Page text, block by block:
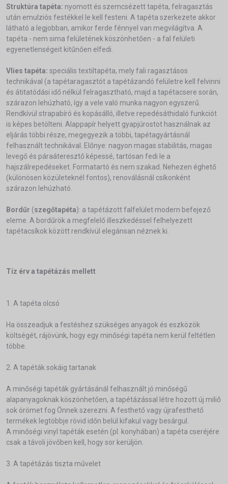
Struktúra tapéta: nyomott és szemcsézett tapéta, felragasztás
után emulziós festékkel le kell festeni. A tapéta szerkezete akkor
látható a legjobban, amikor ferde fénnyel van megvilágítva. A
tapéta - nem sima felületének köszönhetően - a fal felületi
egyenetlenségeit kitűnően elfedi.
Vlies tapéta: speciális textiltapéta, mely fali ragasztásos
technikával (a tapétaragasztót a tapétázandó felületre kell felvinni
és átitatódási idő nélkül felragasztható, majd a tapétacsere során,
szárazon lehúzható, így a vele való munka nagyon egyszerű.
Rendkívül strapabíró és kopásálló, illetve repedésáthidaló funkciót
is képes betölteni. Alappapír helyett gyapjúrostot használnak az
eljárás többi része, megegyezik a többi, tapétagyártásnál
felhasznált technikával. Előnye: nagyon magas stabilitás, magas
levegő és páraáteresztő képessé, tartósan fedi le a
hajszálrepedéseket. Formatartó és nem szakad. Nehezen éghető
(különösen közületeknél fontos), renoválásnál csíkonként
szárazon lehúzható.
Bordűr (szegőtapéta): a tapétázott falfelület modern befejező
eleme. A bordűrök a megfelelő illeszkedéssel felhelyezett
tapétacsíkok között rendkívül elegánsan néznek ki.
Tíz érv a tapétázás mellett
1. A tapéta olcsó
Ha összeadjuk a festéshez szükséges anyagok és eszközök
költségét, rájövünk, hogy egy minőségi tapéta nem kerül feltétlen
többe.
2. A tapéták sokáig tartanak
A minőségi tapéták gyártásánál felhasznált jó minőségű
alapanyagoknak köszönhetően, a tapétázással létre hozott új miliő
sok örömet fog Önnek szerezni. A festhető vagy újrafesthető
termékek legtöbbje rövid időn belül kifakul vagy besárgul.
A minőségi vinyl tapéták esetén (pl. konyhában) a tapéta cseréjére
csak a távoli jövőben kell, hogy sor kerüljön.
3. A tapétázás tiszta művelet